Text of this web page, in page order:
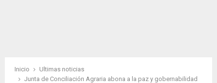
Inicio
Ultimas noticias
Junta de Conciliación Agraria abona a la paz y gobernabilidad